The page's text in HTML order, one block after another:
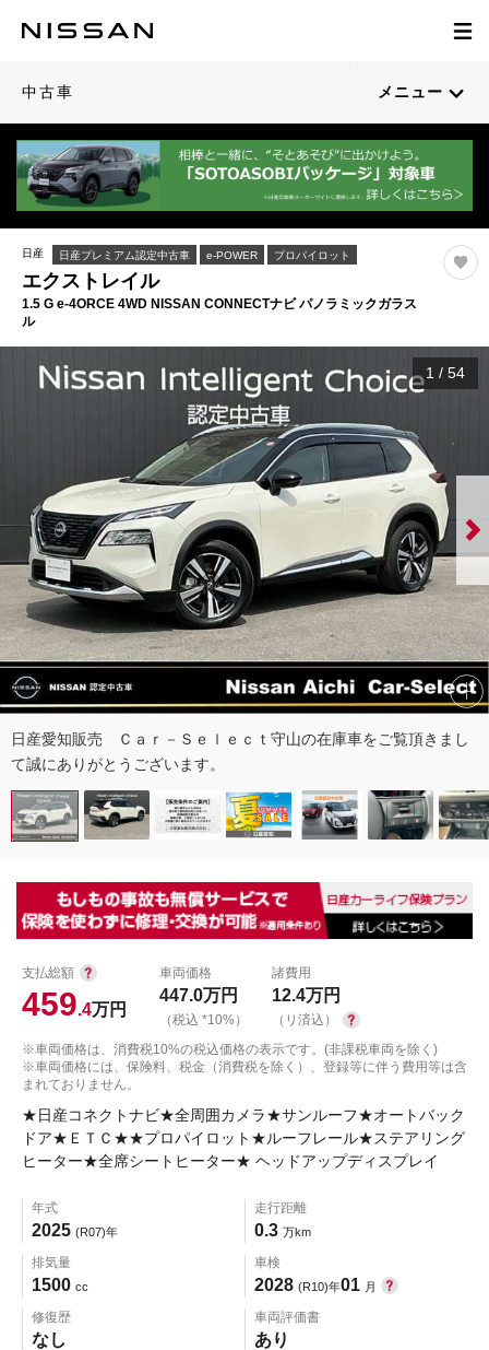
中古車 メニュー
日産 日産プレミアム認定中古車 e-POWER プロパイロット
エクストレイル
1.5 G e-4ORCE 4WD NISSAN CONNECTナビ パノラミックガラス
ル
1 / 54
日産愛知販売 Ｃａｒ－Ｓｅｌｅｃｔ守山の在庫車をご覧頂きまし
て誠にありがとうございます。
支払総額
459.4万円
車両価格
447.0万円
（税込 *10%）
諸費用
12.4万円
（リ済込）
※車両価格は、消費税10%の税込価格の表示です。(非課税車両を除く)
※車両価格には、保険料、税金（消費税を除く）、登録等に伴う費用等は含
まれておりません。
★日産コネクトナビ★全周囲カメラ★サンルーフ★オートバック
ドア★ＥＴＣ★★プロパイロット★ルーフレール★ステアリング
ヒーター★全席シートヒーター★ ヘッドアップディスプレイ
年式
2025 (R07)年
走行距離
0.3 万km
排気量
1500 cc
車検
2028 (R10)年01 月
修復歴
なし
車両評価書
あり